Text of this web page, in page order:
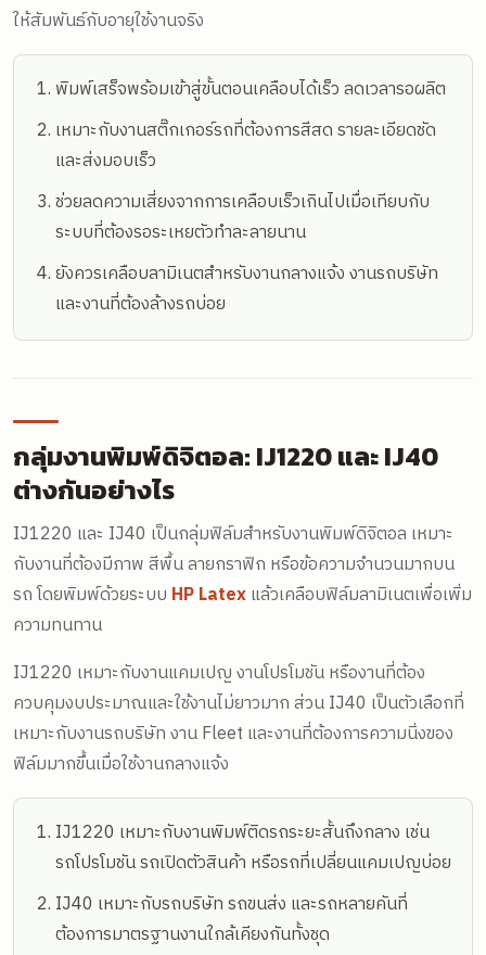
ให้สัมพันธ์กับอายุใช้งานจริง
พิมพ์เสร็จพร้อมเข้าสู่ขั้นตอนเคลือบได้เร็ว ลดเวลารอผลิต
เหมาะกับงานสติ๊กเกอร์รถที่ต้องการสีสด รายละเอียดชัด
และส่งมอบเร็ว
ช่วยลดความเสี่ยงจากการเคลือบเร็วเกินไปเมื่อเทียบกับ
ระบบที่ต้องรอระเหยตัวทำละลายนาน
ยังควรเคลือบลามิเนตสำหรับงานกลางแจ้ง งานรถบริษัท
และงานที่ต้องล้างรถบ่อย
กลุ่มงานพิมพ์ดิจิตอล: IJ1220 และ IJ40
ต่างกันอย่างไร
IJ1220 และ IJ40 เป็นกลุ่มฟิล์มสำหรับงานพิมพ์ดิจิตอล เหมาะ
กับงานที่ต้องมีภาพ สีพื้น ลายกราฟิก หรือข้อความจำนวนมากบน
รถ โดยพิมพ์ด้วยระบบ HP Latexแล้วเคลือบฟิล์มลามิเนตเพื่อเพิ่ม
ความทนทาน
IJ1220 เหมาะกับงานแคมเปญ งานโปรโมชัน หรืองานที่ต้อง
ควบคุมงบประมาณและใช้งานไม่ยาวมาก ส่วน IJ40 เป็นตัวเลือกที่
เหมาะกับงานรถบริษัท งาน Fleet และงานที่ต้องการความนิ่งของ
ฟิล์มมากขึ้นเมื่อใช้งานกลางแจ้ง
IJ1220 เหมาะกับงานพิมพ์ติดรถระยะสั้นถึงกลาง เช่น
รถโปรโมชัน รถเปิดตัวสินค้า หรือรถที่เปลี่ยนแคมเปญบ่อย
IJ40 เหมาะกับรถบริษัท รถขนส่ง และรถหลายคันที่
ต้องการมาตรฐานงานใกล้เคียงกันทั้งชุด